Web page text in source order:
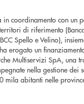
in coordinamento con un
di riferimento
Spello e Velino),
erogato un
Multiservizi SpA, una
nella gestione dei
mila abitanti nelle